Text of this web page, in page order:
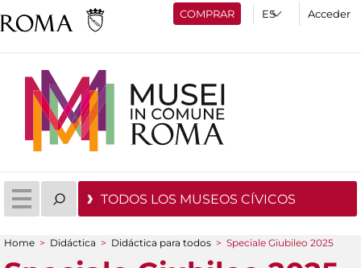
COMPRAR Acceder
TODOS LOS MUSEOS CÍVICOS
You are here
Home > Didáctica > Didáctica para todos > Speciale Giubileo 2025